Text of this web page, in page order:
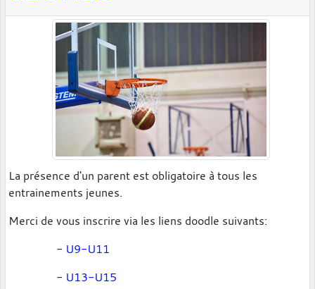
La présence d'un parent est obligatoire à tous les
entrainements jeunes.
Merci de vous inscrire via les liens doodle suivants:
- U9-U11
- U13-U15